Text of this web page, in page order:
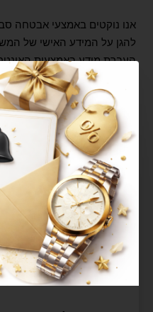
אנו נוקטים באמצעי אבטחה
להגן על המידע האישי של
העברת מידע באמצעות
להבטיח הגנה מוחלטת מפני
לצורך:
תפעול תקין של האתר
שמירת העדפות משתמש
ניתוח תנועה ופעילות
התאמת תכנים ושירותים